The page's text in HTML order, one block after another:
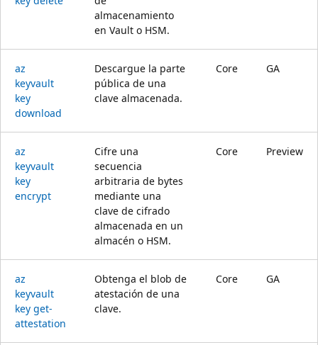
almacenamiento
en Vault o HSM.
az
keyvault
key
download
Descargue la parte
pública de una
clave almacenada.
Core GA
az
keyvault
key
encrypt
Cifre una
secuencia
arbitraria de bytes
mediante una
clave de cifrado
almacenada en un
almacén o HSM.
Core Preview
az
keyvault
key get-
attestation
Obtenga el blob de
atestación de una
clave.
Core GA